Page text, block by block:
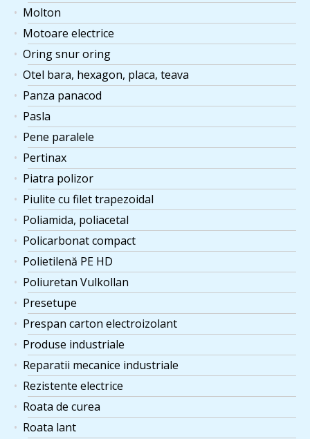
Molton
Motoare electrice
Oring snur oring
Otel bara, hexagon, placa, teava
Panza panacod
Pasla
Pene paralele
Pertinax
Piatra polizor
Piulite cu filet trapezoidal
Poliamida, poliacetal
Policarbonat compact
Polietilenă PE HD
Poliuretan Vulkollan
Presetupe
Prespan carton electroizolant
Produse industriale
Reparatii mecanice industriale
Rezistente electrice
Roata de curea
Roata lant